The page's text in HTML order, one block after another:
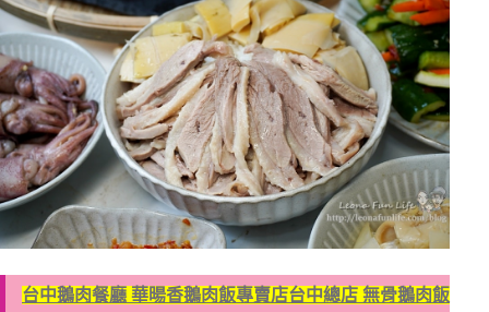
台中鵝肉餐廳 華暘香鵝肉飯專賣店台中總店 無骨鵝肉飯